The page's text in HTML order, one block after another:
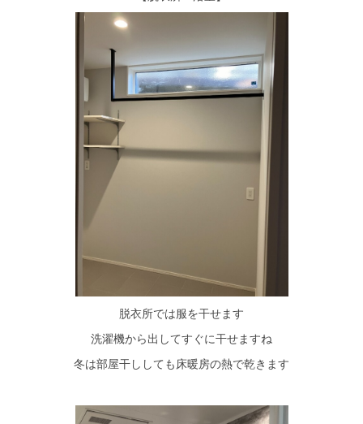
脱衣所では服を干せます
洗濯機から出してすぐに干せますね
冬は部屋干ししても床暖房の熱で乾きます